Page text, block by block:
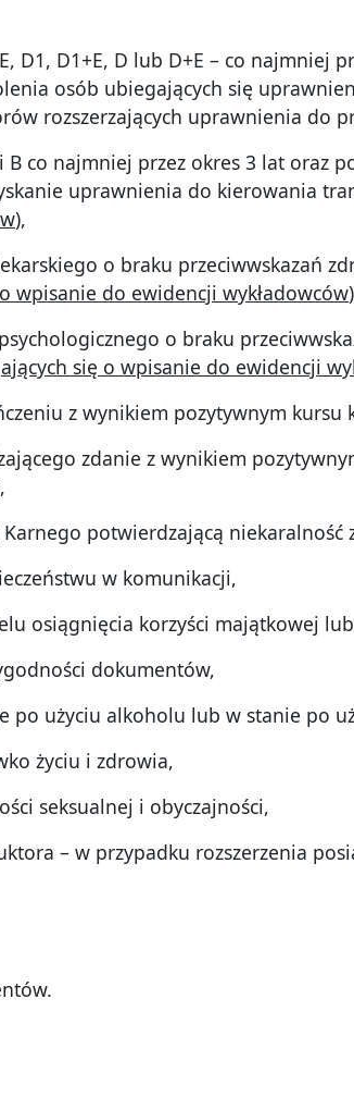
D1, D1+E, D lub D+E – co najmniej
osób ubiegających się
rozszerzających uprawnienia do
co najmniej przez okres 3 lat oraz
uprawnienia do kierowania
),
o braku przeciwwskazań
wpisanie do ewidencji wykładowców
o braku
się o wpisanie do ewidencji
z wynikiem pozytywnym
zdanie z wynikiem
potwierdzającą niekaralność
w komunikacji,
osiągnięcia korzyści majątkowej
dokumentów,
użyciu alkoholu lub w stanie po
życiu i zdrowia,
seksualnej i obyczajności,
– w przypadku rozszerzenia